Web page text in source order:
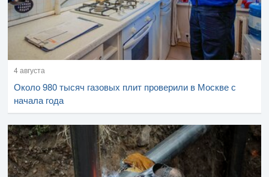
4 августа
Около 980 тысяч газовых плит проверили в Москве с
начала года